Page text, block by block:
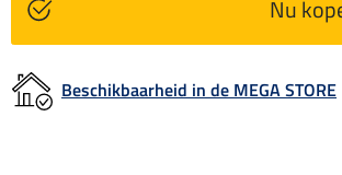
Nu
Beschikbaarheid in de MEGA STORE